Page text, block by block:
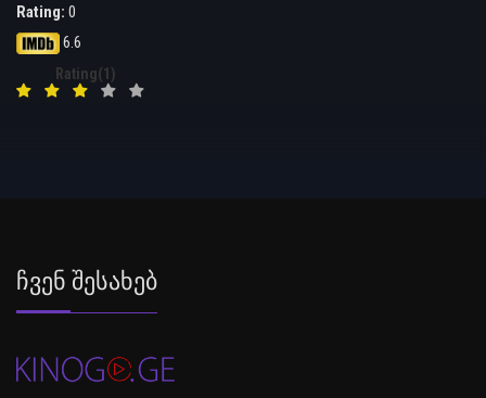
Rating: 0
6.6
Rating(1)
Ჩვენ Შესახებ